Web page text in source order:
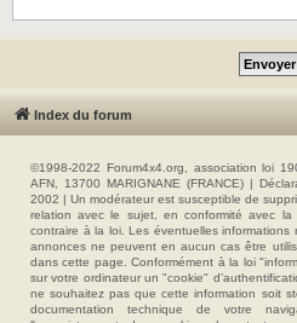
Index du forum
©1998-2022 Forum4x4.org, association loi
AFN, 13700 MARIGNANE (FRANCE) |
2002 | Un modérateur est susceptible de
relation avec le sujet, en conformité avec
contraire à la loi. Les éventuelles informations
annonces ne peuvent en aucun cas être
dans cette page. Conformément à la loi
sur votre ordinateur un "cookie"
ne souhaitez pas que cette information soit
documentation technique de votre